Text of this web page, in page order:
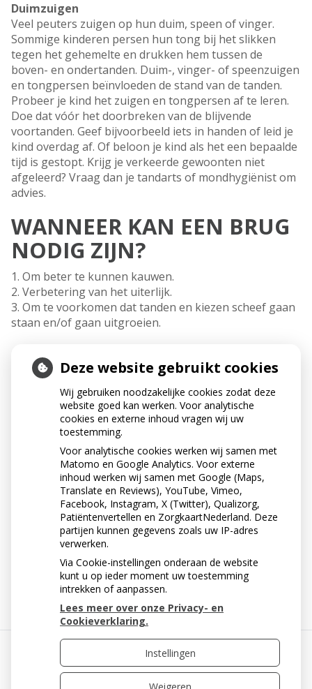
Duimzuigen
Veel peuters zuigen op hun duim, speen of vinger.
Sommige kinderen persen hun tong bij het slikken
tegen het gehemelte en drukken hem tussen de
boven- en ondertanden. Duim-, vinger- of speenzuigen
en tongpersen beïnvloeden de stand van de tanden.
Probeer je kind het zuigen en tongpersen af te leren.
Doe dat vóór het doorbreken van de blijvende
voortanden. Geef bijvoorbeeld iets in handen of leid je
kind overdag af. Of beloon je kind als het een bepaalde
tijd is gestopt. Krijg je verkeerde gewoonten niet
afgeleerd? Vraag dan je tandarts of mondhygiënist om
advies.
WANNEER KAN EEN BRUG
NODIG ZIJN?
1. Om beter te kunnen kauwen.
2. Verbetering van het uiterlijk.
3. Om te voorkomen dat tanden en kiezen scheef gaan
staan en/of gaan uitgroeien.
kiezen van de andere kaak in de richting van de open
weerszijden van de open ruimte naar elkaar toe
groeien, waardoor ze scheef gaan staan.
« Terug naar het overzicht
Uw Zorg Online|Beheer
Deze website gebruikt cookies
Wij gebruiken noodzakelijke cookies zodat deze
website goed kan werken. Voor analytische
cookies en externe inhoud vragen wij uw
toestemming.
Voor analytische cookies werken wij samen met
Matomo en Google Analytics. Voor externe
inhoud werken wij samen met Google (Maps,
Translate en Reviews), YouTube, Vimeo,
Facebook, Instagram, X (Twitter), Qualizorg,
Patiëntenvertellen en ZorgkaartNederland. Deze
partijen kunnen gegevens zoals uw IP-adres
verwerken.
Via Cookie-instellingen onderaan de website
kunt u op ieder moment uw toestemming
intrekken of aanpassen.
Lees meer over onze Privacy- en
Cookieverklaring.
Instellingen
Weigeren